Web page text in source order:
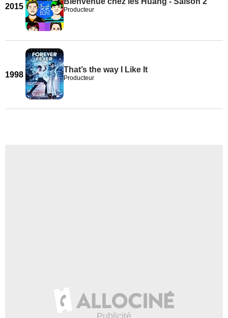
2015 Producteur
1998
That’s the way I Like It
Producteur